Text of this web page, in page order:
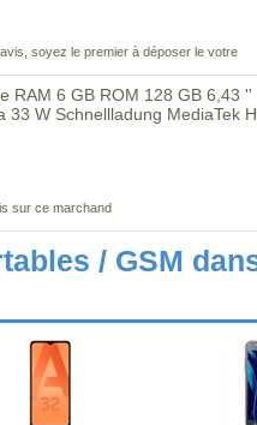
soyez le premier à déposer le votre
RAM 6 GB ROM 128 GB 6,43 ''
33 W Schnellladung MediaTek
sur ce marchand
/ GSM